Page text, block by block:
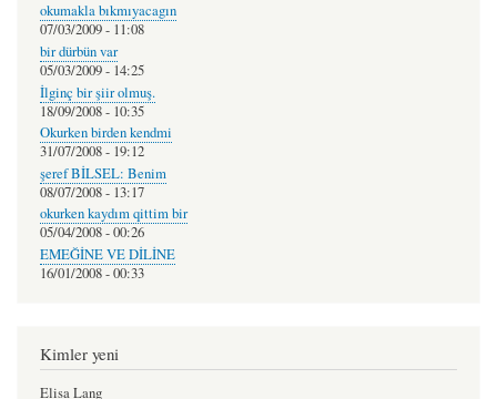
okumakla bıkmıyacagın
07/03/2009 - 11:08
bir dürbün var
05/03/2009 - 14:25
İlginç bir şiir olmuş.
18/09/2008 - 10:35
Okurken birden kendmi
31/07/2008 - 19:12
şeref BİLSEL: Benim
08/07/2008 - 13:17
okurken kaydım qittim bir
05/04/2008 - 00:26
EMEĞİNE VE DİLİNE
16/01/2008 - 00:33
Kimler yeni
Elisa Lang